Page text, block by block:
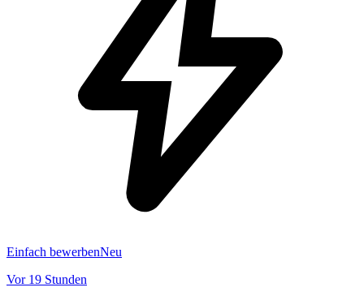
Einfach bewerbenNeu
Vor 19 Stunden